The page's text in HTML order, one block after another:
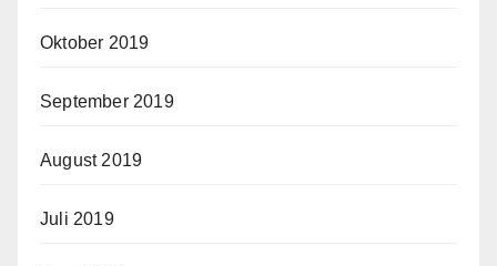
Oktober 2019
September 2019
August 2019
Juli 2019